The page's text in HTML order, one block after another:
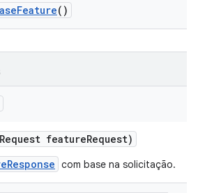
Feature()
Request featureRequest)
com base na solicitação.